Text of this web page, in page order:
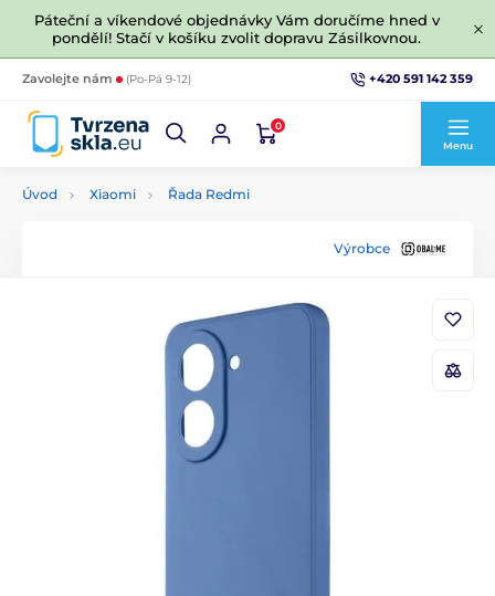
Páteční a víkendové objednávky Vám doručíme hned v
pondělí! Stačí v košíku zvolit dopravu Zásilkovnou.
Zavolejte nám (Po-Pá 9-12) +420 591 142 359
0
Menu
Úvod Xiaomi Řada Redmi
Výrobce